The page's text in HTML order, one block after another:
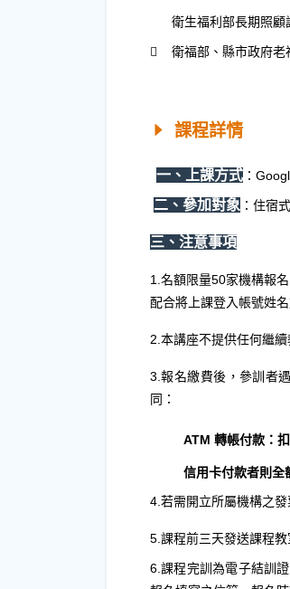
衛生福利部長期照顧
 衛福部、縣市政府老
課程詳情
一、上課方式 ：
二、參加對象 ：住宿
三、注意事項
1.名額限量50家機構報
配合將上課登入帳號姓
2.本講座不提供任何繼續
3.報名繳費後，參訓者
同：
ATM 轉帳付款：
信用卡付款者則全
4.若需開立所屬機構之
5.課程前三天發送課程
6.課程完訓為電子結訓